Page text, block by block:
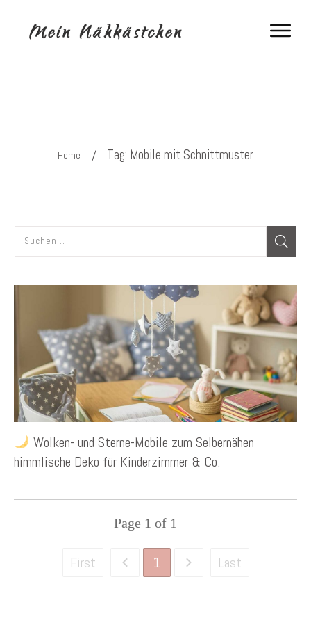
Home / Tag: Mobile mit Schnittmuster
Wolken- und Sterne-Mobile zum Selbernähen
himmlische Deko für Kinderzimmer & Co.
Page 1 of 1
First 1 Last